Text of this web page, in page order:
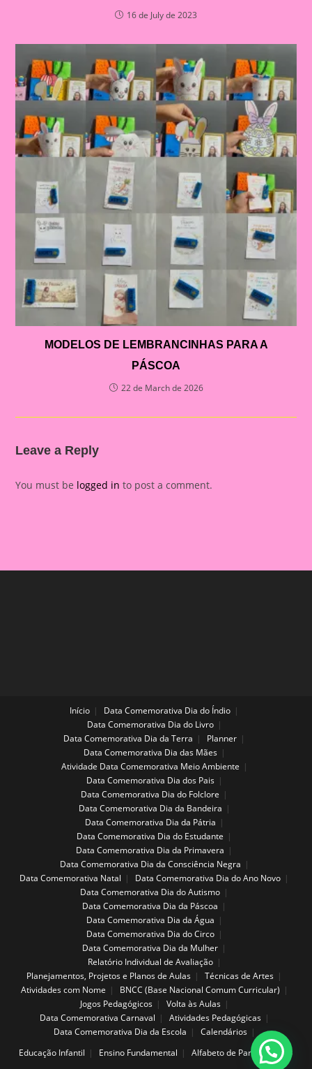
16 de July de 2023
MODELOS DE LEMBRANCINHAS PARA A
PÁSCOA
22 de March de 2026
Leave a Reply
You must be logged in to post a comment.
Início
Data Comemorativa Dia do Índio
Data Comemorativa Dia do Livro
Data Comemorativa Dia da Terra
Planner
Data Comemorativa Dia das Mães
Atividade Data Comemorativa Meio Ambiente
Data Comemorativa Dia dos Pais
Data Comemorativa Dia do Folclore
Data Comemorativa Dia da Bandeira
Data Comemorativa Dia da Pátria
Data Comemorativa Dia do Estudante
Data Comemorativa Dia da Primavera
Data Comemorativa Dia da Consciência Negra
Data Comemorativa Natal
Data Comemorativa Dia do Ano Novo
Data Comemorativa Dia do Autismo
Data Comemorativa Dia da Páscoa
Data Comemorativa Dia da Água
Data Comemorativa Dia do Circo
Data Comemorativa Dia da Mulher
Relatório Individual de Avaliação
Planejamentos, Projetos e Planos de Aulas
Técnicas de Artes
Atividades com Nome
BNCC (Base Nacional Comum Curricular)
Jogos Pedagógicos
Volta às Aulas
Data Comemorativa Carnaval
Atividades Pedagógicas
Data Comemorativa Dia da Escola
Calendários
Educação Infantil
Ensino Fundamental Alfabeto de Parede